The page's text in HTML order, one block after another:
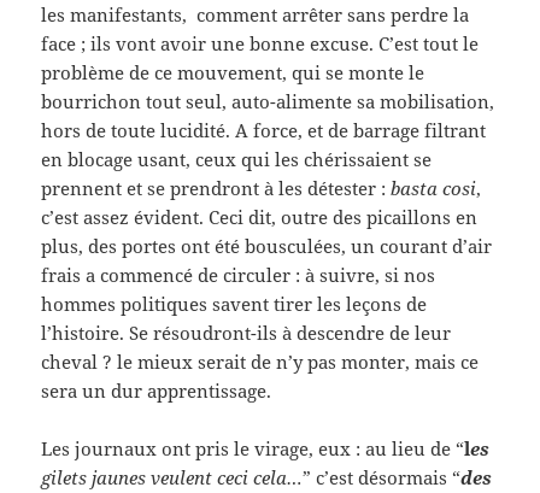
les manifestants, comment arrêter sans perdre la
face ; ils vont avoir une bonne excuse. C’est tout le
problème de ce mouvement, qui se monte le
bourrichon tout seul, auto-alimente sa mobilisation,
hors de toute lucidité. A force, et de barrage filtrant
en blocage usant, ceux qui les chérissaient se
prennent et se prendront à les détester :basta cosi,
c’est assez évident. Ceci dit, outre des picaillons en
plus, des portes ont été bousculées, un courant d’air
frais a commencé de circuler : à suivre, si nos
hommes politiques savent tirer les leçons de
l’histoire. Se résoudront-ils à descendre de leur
cheval ? le mieux serait de n’y pas monter, mais ce
sera un dur apprentissage.
Les journaux ont pris le virage, eux : au lieu de “les
gilets jaunes veulent ceci cela…” c’est désormais “des